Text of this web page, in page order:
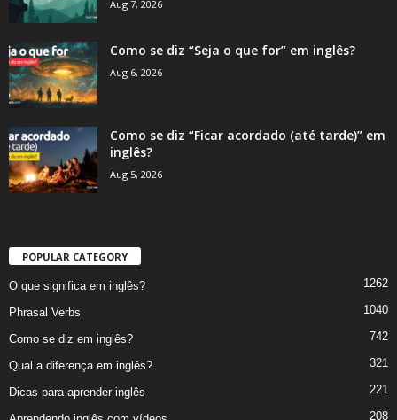
Aug 7, 2026
Como se diz “Seja o que for” em inglês?
Aug 6, 2026
Como se diz “Ficar acordado (até tarde)” em
inglês?
Aug 5, 2026
POPULAR CATEGORY
O que significa em inglês? 1262
Phrasal Verbs 1040
Como se diz em inglês? 742
Qual a diferença em inglês? 321
Dicas para aprender inglês 221
208